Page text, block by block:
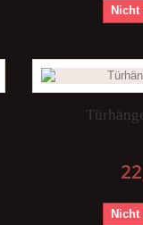
Nicht
Nicht